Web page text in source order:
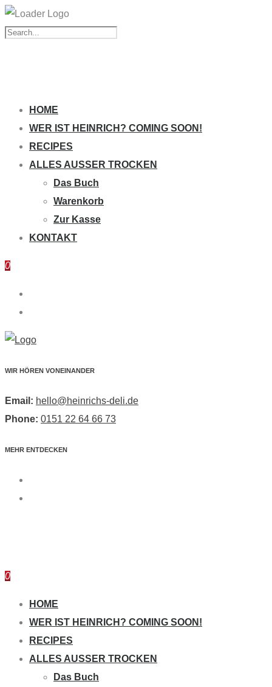
HOME
WER IST HEINRICH? COMING SOON!
RECIPES
ALLES AUSSER TROCKEN
Das Buch
Warenkorb
Zur Kasse
KONTAKT
0
WIR HÖREN VONEINANDER
Email: hello@heinrichs-deli.de
Phone: 0151 22 64 66 73
MEHR ENTDECKEN
0
HOME
WER IST HEINRICH? COMING SOON!
RECIPES
ALLES AUSSER TROCKEN
Das Buch